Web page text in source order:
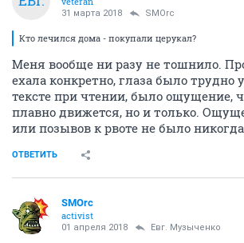
31 марта 2018 SMOrc
Кто лечился дома - покупали церукал?
Меня вообще ни разу не тошнило.
ехала конкретно, глаза было трудно
тексте при чтении, было ощущение,
плавно движется, но и только.
или позывов к рвоте не было
ОТВЕТИТЬ
SMOrc
activist
01 апреля 2018 Евг. Музыченко